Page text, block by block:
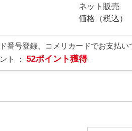
ネット販売
価格（税込）
番号登録、コメリカードでお支払い
ト ： 52ポイント獲得